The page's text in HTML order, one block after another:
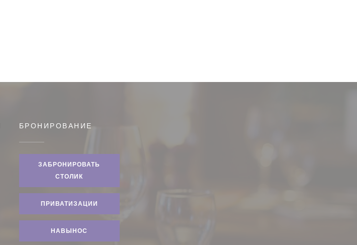
БРОНИРОВАНИЕ
ЗАБРОНИРОВАТЬ
СТОЛИК
ПРИВАТИЗАЦИИ
НАВЫНОС